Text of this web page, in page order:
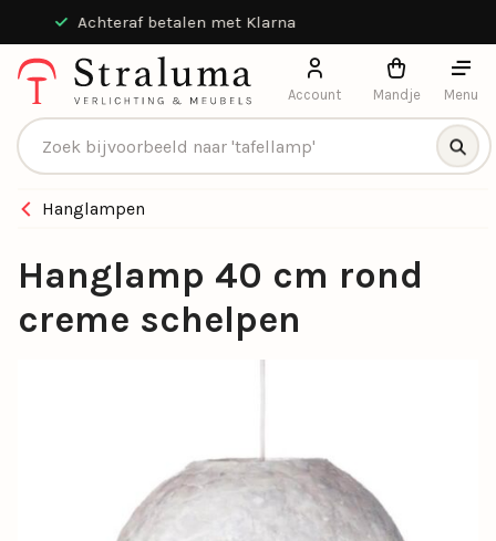
Achteraf betalen met Klarna
Producten zoeken
Account Mandje Menu
Hanglampen
Hanglamp 40 cm rond
creme schelpen